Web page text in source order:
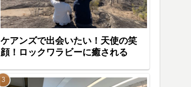
ケアンズで出会いたい！天使の笑
顔！ロックワラビーに癒される